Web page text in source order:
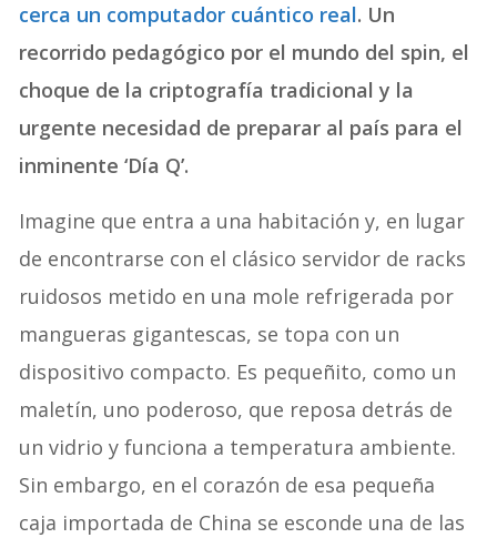
cerca un computador cuántico real. Un
recorrido pedagógico por el mundo del spin, el
choque de la criptografía tradicional y la
urgente necesidad de preparar al país para el
inminente ‘Día Q’.
Imagine que entra a una habitación y, en lugar
de encontrarse con el clásico servidor de racks
ruidosos metido en una mole refrigerada por
mangueras gigantescas, se topa con un
dispositivo compacto. Es pequeñito, como un
maletín, uno poderoso, que reposa detrás de
un vidrio y funciona a temperatura ambiente.
Sin embargo, en el corazón de esa pequeña
caja importada de China se esconde una de las